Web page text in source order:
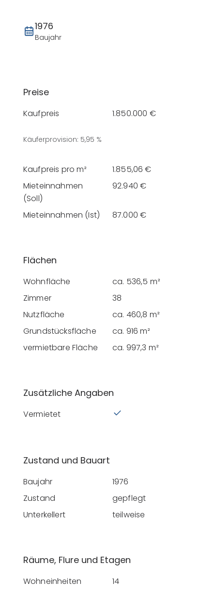
1976
Baujahr
Preise
Kaufpreis 1.850.000 €
Käuferprovision: 5,95 %
Kaufpreis pro m²
1.855,06 €
Mieteinnahmen
(Soll)
92.940 €
Mieteinnahmen (Ist) 87.000 €
Flächen
Wohnfläche
ca. 536,5 m²
Zimmer
38
Nutzfläche
ca. 460,8 m²
Grundstücksfläche
ca. 916 m²
vermietbare Fläche
ca. 997,3 m²
Zusätzliche Angaben
Vermietet
Zustand und Bauart
Baujahr
1976
Zustand
gepflegt
Unterkellert
teilweise
Räume, Flure und Etagen
Wohneinheiten 14